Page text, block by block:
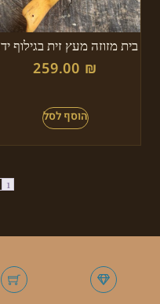
בית מזוזה מעץ זית בגילוף
259.00 ₪
1